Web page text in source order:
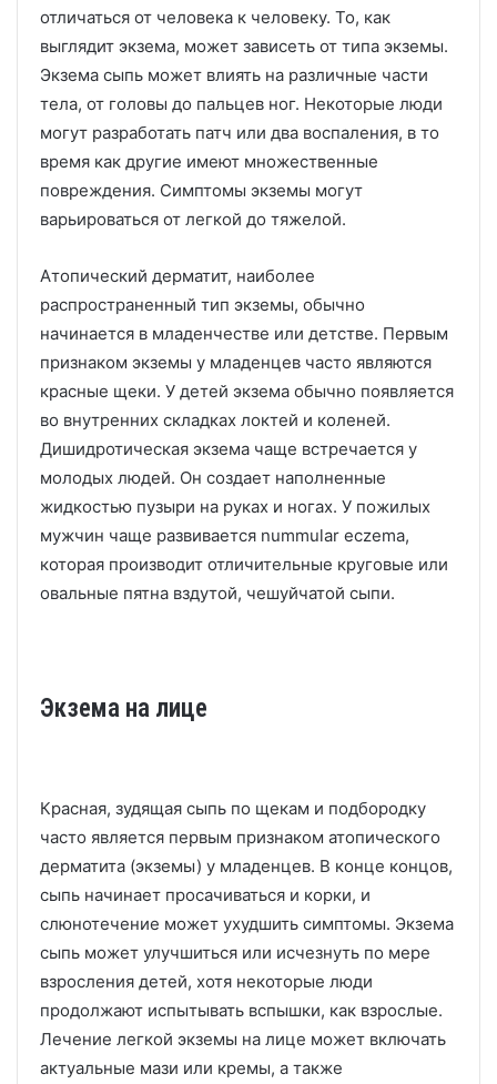
отличаться от человека к человеку. То, как
выглядит экзема, может зависеть от типа экземы.
Экзема сыпь может влиять на различные части
тела, от головы до пальцев ног. Некоторые люди
могут разработать патч или два воспаления, в то
время как другие имеют множественные
повреждения. Симптомы экземы могут
варьироваться от легкой до тяжелой.
Атопический дерматит, наиболее
распространенный тип экземы, обычно
начинается в младенчестве или детстве. Первым
признаком экземы у младенцев часто являются
красные щеки. У детей экзема обычно появляется
во внутренних складках локтей и коленей.
Дишидротическая экзема чаще встречается у
молодых людей. Он создает наполненные
жидкостью пузыри на руках и ногах. У пожилых
мужчин чаще развивается nummular eczema,
которая производит отличительные круговые или
овальные пятна вздутой, чешуйчатой ​​сыпи.
Экзема на лице
Красная, зудящая сыпь по щекам и подбородку
часто является первым признаком атопического
дерматита (экземы) у младенцев. В конце концов,
сыпь начинает просачиваться и корки, и
слюнотечение может ухудшить симптомы. Экзема
сыпь может улучшиться или исчезнуть по мере
взросления детей, хотя некоторые люди
продолжают испытывать вспышки, как взрослые.
Лечение легкой экземы на лице может включать
актуальные мази или кремы, а также